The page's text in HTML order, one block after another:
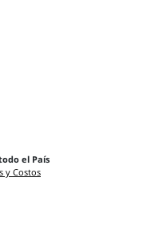
el País
y Costos